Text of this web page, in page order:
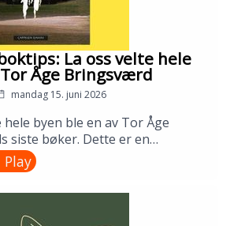
La oss velte hele
Åge Bringsværd
mandag 15. juni 2026
hele byen ble en av Tor Åge
siste bøker. Dette er en
fra en ødelagt og
Men den er slett ikke uten
på biblioteket ditt!---Innspilt på
Åsmund Ådnøy.Produksjon:
Play